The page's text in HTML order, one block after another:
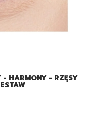
- HARMONY - RZĘSY